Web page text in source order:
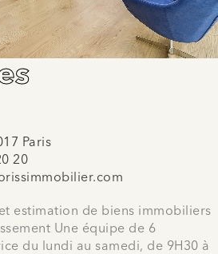
Paris
20
estimation de biens immobiliers
Une équipe de 6
du lundi au samedi, de 9H30 à